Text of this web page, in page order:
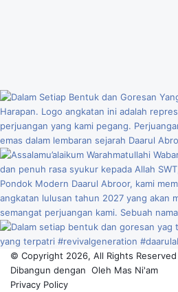
© Copyright 2026, All Rights Reserved
Dibangun dengan Oleh Mas Ni'am
Privacy Policy